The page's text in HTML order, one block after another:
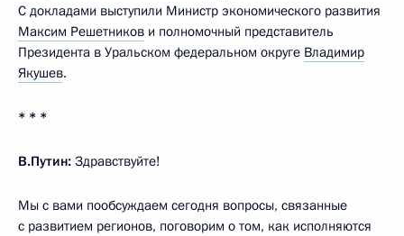
С докладами выступили Министр экономического развития
Максим Решетников и полномочный представитель
Президента в Уральском федеральном округе Владимир
Якушев.
* * *
В.Путин: Здравствуйте!
Мы с вами пообсуждаем сегодня вопросы, связанные
с развитием регионов, поговорим о том, как исполняются